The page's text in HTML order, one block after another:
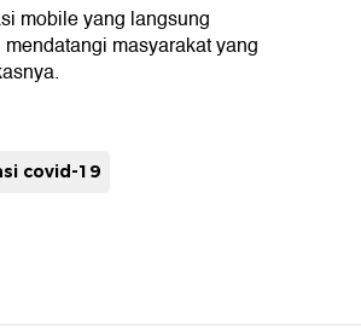
mobile yang langsung
masyarakat yang
covid-19